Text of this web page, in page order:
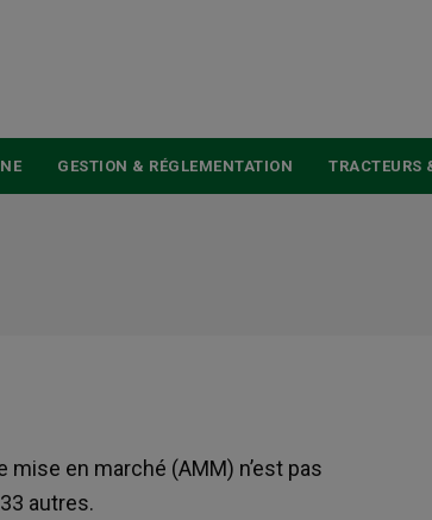
GESTION & RÉGLEMENTATION TRACTEURS
mise en marché (AMM) n’est pas
autres.